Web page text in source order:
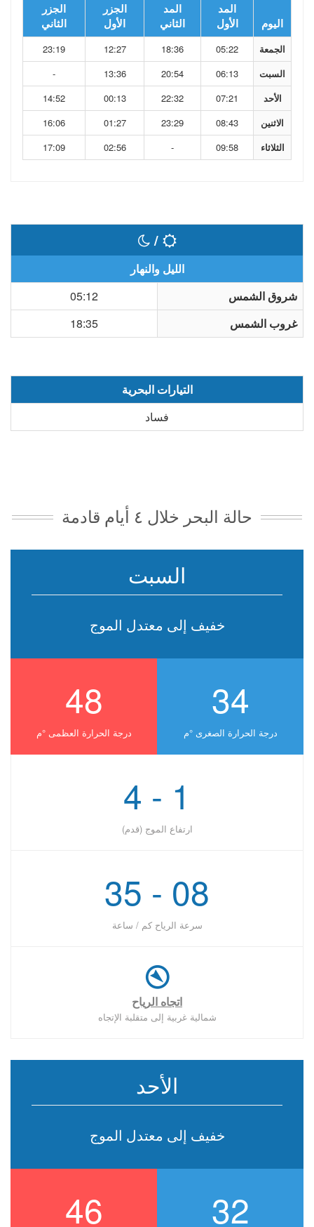
اليوم
المد
الأول
المد
الثاني
الجزر
الأول
الجزر
الثاني
الجمعة 05:22
18:36
12:27
23:19
السبت
06:13
20:54
13:36
-
الأحد
07:21
22:32
00:13
14:52
الاثنين
08:43
23:29
01:27
16:06
الثلاثاء
09:58
-
02:56
17:09
/
الليل والنهار
شروق الشمس
05:12
غروب الشمس
18:35
التيارات البحرية
فساد
حالة البحر خلال ٤ أيام قادمة
السبت
خفيف إلى معتدل الموج
48
درجة الحرارة العظمى °ﻡ
34
درجة الحرارة الصغرى °ﻡ
1 - 4
ارتفاع الموج (قدم)
08 - 35
سرعة الرياح كم / ساعة
اتجاه الرياح
شمالية غربية إلى متقلبة الإتجاه
الأحد
خفيف إلى معتدل الموج
46 32